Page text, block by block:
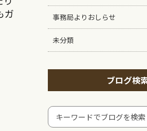
ガ
事務局よりおしらせ
未分類
ブログ検